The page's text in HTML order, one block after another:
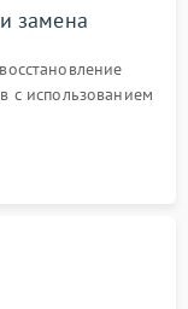
замена
с использованием
микросхемы
USB